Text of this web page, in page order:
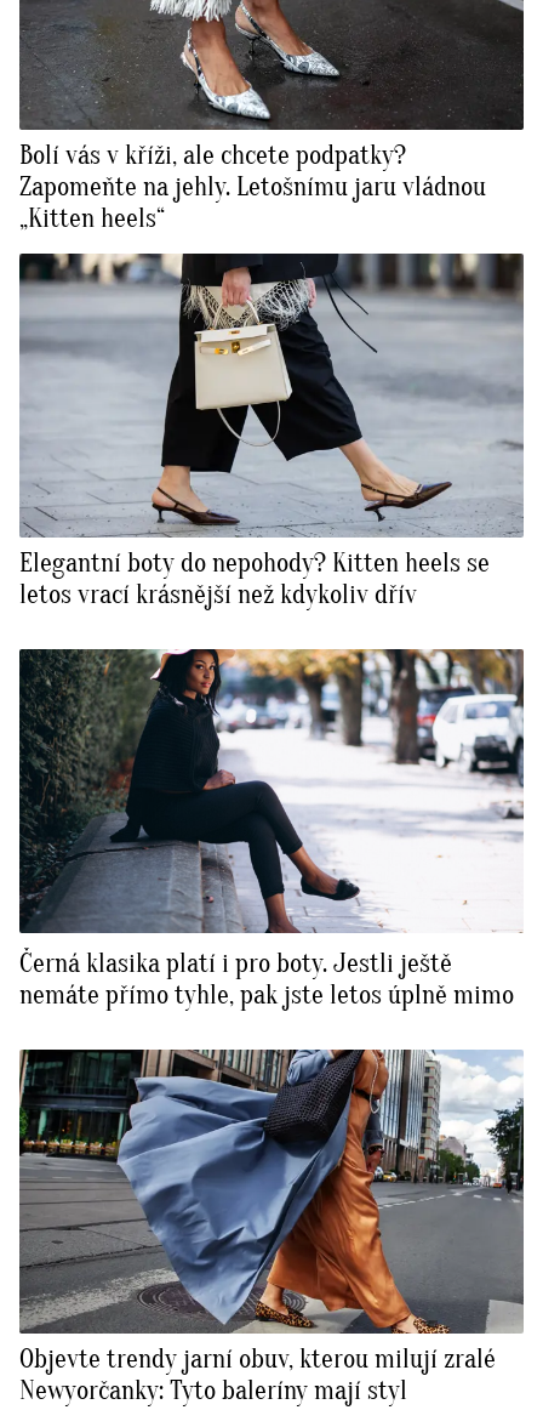
Bolí vás v kříži, ale chcete podpatky?
Zapomeňte na jehly. Letošnímu jaru vládnou
„Kitten heels“
Elegantní boty do nepohody? Kitten heels se
letos vrací krásnější než kdykoliv dřív
Černá klasika platí i pro boty. Jestli ještě
nemáte přímo tyhle, pak jste letos úplně mimo
Objevte trendy jarní obuv, kterou milují zralé
Newyorčanky: Tyto baleríny mají styl